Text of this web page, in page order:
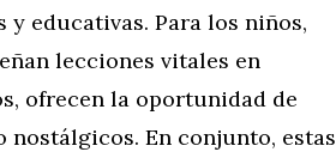
educativas. Para los niños,
lecciones vitales en
ofrecen la oportunidad de
nostálgicos. En conjunto, estas